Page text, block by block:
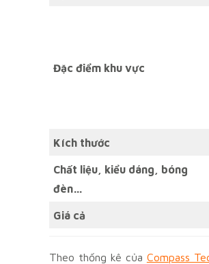
Đặc điểm khu vực
Kích thước
Chất liệu, kiểu dáng, bóng
đèn…
Giá cả
Theo thống kê của Compass